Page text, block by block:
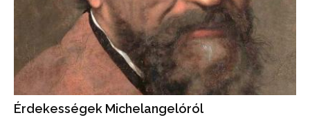
Érdekességek Michelangelóról